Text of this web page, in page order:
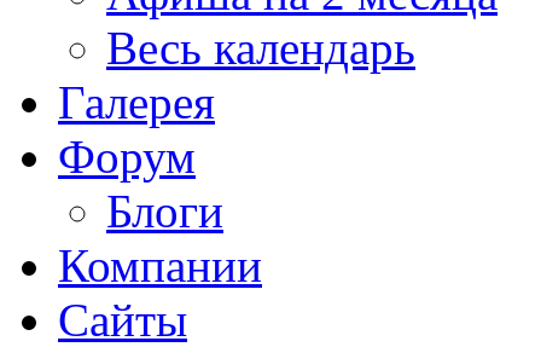
Весь календарь
Галерея
Форум
Блоги
Компании
Сайты